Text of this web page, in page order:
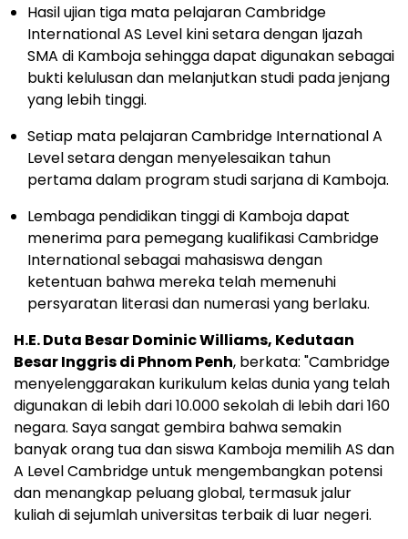
Hasil ujian tiga mata pelajaran Cambridge
International AS Level kini setara dengan Ijazah
SMA di Kamboja sehingga dapat digunakan sebagai
bukti kelulusan dan melanjutkan studi pada jenjang
yang lebih tinggi.
Setiap mata pelajaran Cambridge International A
Level setara dengan menyelesaikan tahun
pertama dalam program studi sarjana di Kamboja.
Lembaga pendidikan tinggi di Kamboja dapat
menerima para pemegang kualifikasi Cambridge
International sebagai mahasiswa dengan
ketentuan bahwa mereka telah memenuhi
persyaratan literasi dan numerasi yang berlaku.
H.E.Duta Besar Dominic Williams, Kedutaan
Besar Inggris di Phnom Penh, berkata: "Cambridge
menyelenggarakan kurikulum kelas dunia yang telah
digunakan di lebih dari 10.000 sekolah di lebih dari 160
negara. Saya sangat gembira bahwa semakin
banyak orang tua dan siswa Kamboja memilih AS dan
A Level Cambridge untuk mengembangkan potensi
dan menangkap peluang global, termasuk jalur
kuliah di sejumlah universitas terbaik di luar negeri.